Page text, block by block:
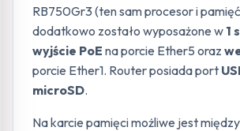
RB750Gr3 (ten sam procesor i
dodatkowo zostało wyposażone w 1
wyjście PoE na porcie Ether5 oraz
porcie Ether1. Router posiada port
microSD.
Na karcie pamięci możliwe jest